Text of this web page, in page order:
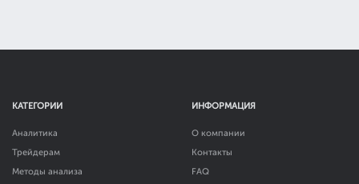
КАТЕГОРИИ
Аналитика
Трейдерам
Методы анализа
ИНФОРМАЦИЯ
О компании
Контакты
FAQ